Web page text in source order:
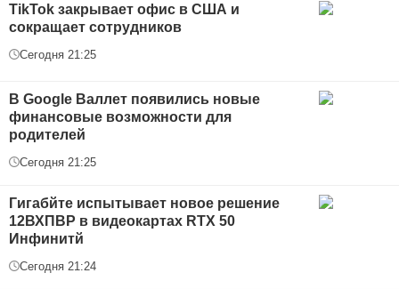
TikTok закрывает офис в США и
сокращает сотрудников
Сегодня 21:25
В Google Валлет появились новые
финансовые возможности для
родителей
Сегодня 21:25
Гигабйте испытывает новое решение
12ВХПВР в видеокартах RTX 50
Инфинитй
Сегодня 21:24